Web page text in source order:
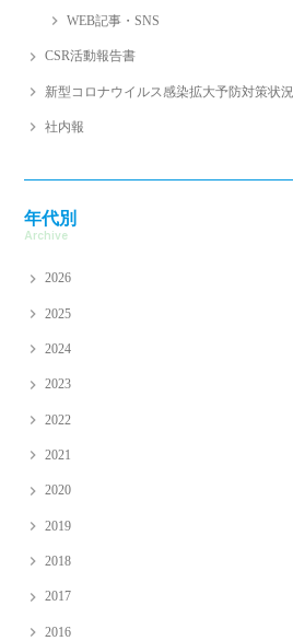
WEB記事・SNS
CSR活動報告書
新型コロナウイルス感染拡大予防対策状況
社内報
年代別
Archive
2026
2025
2024
2023
2022
2021
2020
2019
2018
2017
2016